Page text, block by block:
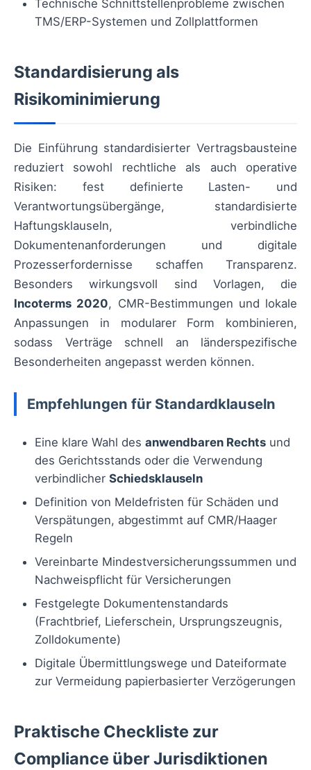
Technische Schnittstellenprobleme zwischen
TMS/ERP-Systemen und Zollplattformen
Standardisierung als
Risikominimierung
Die Einführung standardisierter Vertragsbausteine
reduziert sowohl rechtliche als auch operative
Risiken: fest definierte Lasten- und
Verantwortungsübergänge, standardisierte
Haftungsklauseln, verbindliche
Dokumentenanforderungen und digitale
Prozesserfordernisse schaffen Transparenz.
Besonders wirkungsvoll sind Vorlagen, die
Incoterms 2020, CMR-Bestimmungen und lokale
Anpassungen in modularer Form kombinieren,
sodass Verträge schnell an länderspezifische
Besonderheiten angepasst werden können.
Empfehlungen für Standardklauseln
Eine klare Wahl des anwendbaren Rechts und
des Gerichtsstands oder die Verwendung
verbindlicher Schiedsklauseln
Definition von Meldefristen für Schäden und
Verspätungen, abgestimmt auf CMR/Haager
Regeln
Vereinbarte Mindestversicherungssummen und
Nachweispflicht für Versicherungen
Festgelegte Dokumentenstandards
(Frachtbrief, Lieferschein, Ursprungszeugnis,
Zolldokumente)
Digitale Übermittlungswege und Dateiformate
zur Vermeidung papierbasierter Verzögerungen
Praktische Checkliste zur
Compliance über Jurisdiktionen